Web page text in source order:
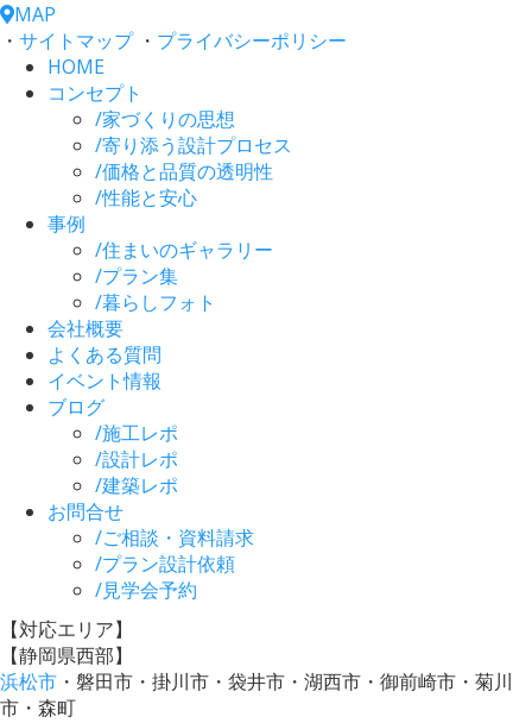
MAP
・ サイトマップ・ プライバシーポリシー
HOME
コンセプト
/家づくりの思想
/寄り添う設計プロセス
/価格と品質の透明性
/性能と安心
事例
/住まいのギャラリー
/プラン集
/暮らしフォト
会社概要
よくある質問
イベント情報
ブログ
/施工レポ
/設計レポ
/建築レポ
お問合せ
/ご相談・資料請求
/プラン設計依頼
/見学会予約
【対応エリア】
【静岡県西部】
浜松市 ・磐田市・掛川市・袋井市・湖西市・御前崎市・菊川
市・森町